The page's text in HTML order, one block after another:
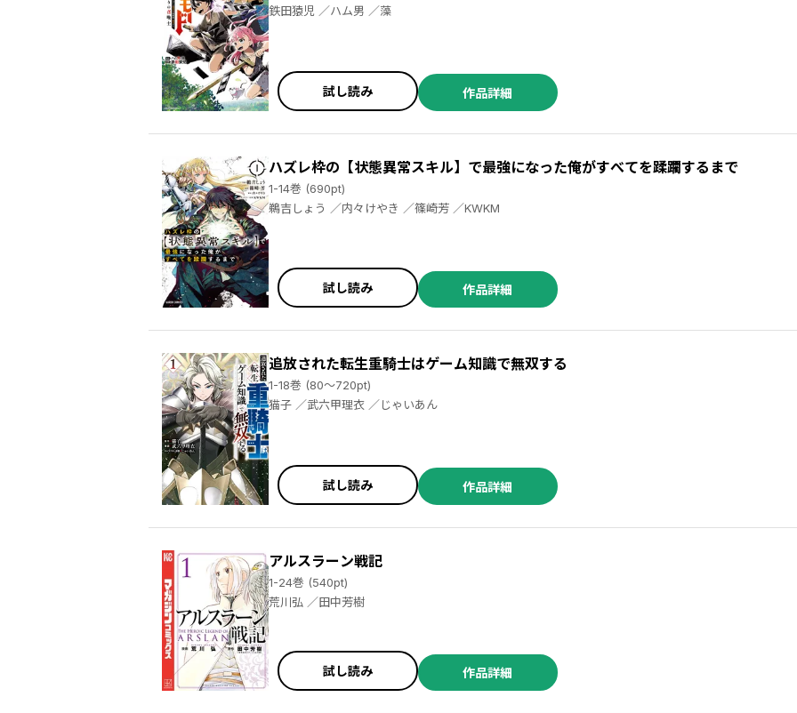
鉄田猿児 ／ハム男 ／藻
試し読み 作品詳細
ハズレ枠の【状態異常スキル】で最強になった俺がすべてを蹂躙するまで
1-14巻 (690pt)
鵜吉しょう ／内々けやき ／篠崎芳 ／KWKM
試し読み 作品詳細
追放された転生重騎士はゲーム知識で無双する
1-18巻 (80～720pt)
猫子 ／武六甲理衣 ／じゃいあん
試し読み 作品詳細
アルスラーン戦記
1-24巻 (540pt)
荒川弘 ／田中芳樹
試し読み 作品詳細